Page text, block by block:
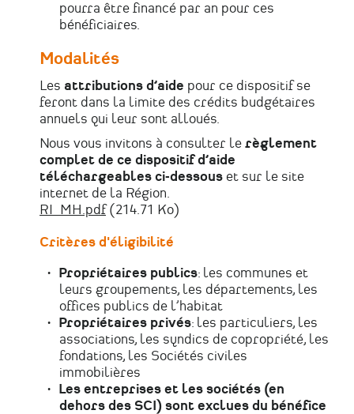
pourra être financé par an pour ces
bénéficiaires.
Modalités
Les attributions d’aide pour ce dispositif se
feront dans la limite des crédits budgétaires
annuels qui leur sont alloués.
Nous vous invitons à consulter le règlement
complet de ce dispositif d’aide
téléchargeables ci-dessous et sur le site
internet de la Région.
RI_MH.pdf (214.71 Ko)
Critères d'éligibilité
Propriétaires publics: les communes et
leurs groupements, les départements, les
offices publics de l’habitat
Propriétaires privés: les particuliers, les
associations, les syndics de copropriété, les
fondations, les Sociétés civiles
immobilières
Les entreprises et les sociétés (en
dehors des SCI) sont exclues du bénéfice